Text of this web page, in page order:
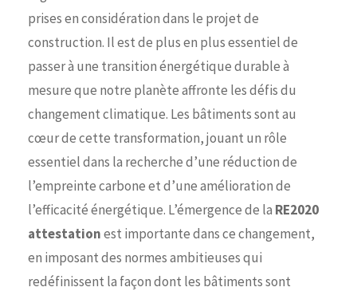
prises en considération dans le projet de
construction. Il est de plus en plus essentiel de
passer à une transition énergétique durable à
mesure que notre planète affronte les défis du
changement climatique. Les bâtiments sont au
cœur de cette transformation, jouant un rôle
essentiel dans la recherche d’une réduction de
l’empreinte carbone et d’une amélioration de
l’efficacité énergétique. L’émergence de la RE2020
attestationest importante dans ce changement,
en imposant des normes ambitieuses qui
redéfinissent la façon dont les bâtiments sont